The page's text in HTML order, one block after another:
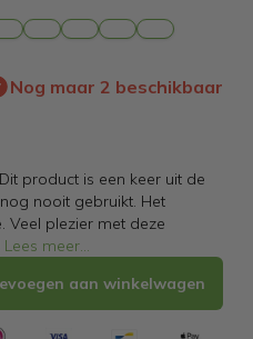
Nog maar 2 beschikbaar
product is een keer uit de
nooit gebruikt. Het
Veel plezier met deze
Lees meer...
aan winkelwagen